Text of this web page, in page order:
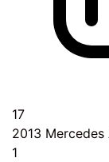
17
2013 Mercedes
1